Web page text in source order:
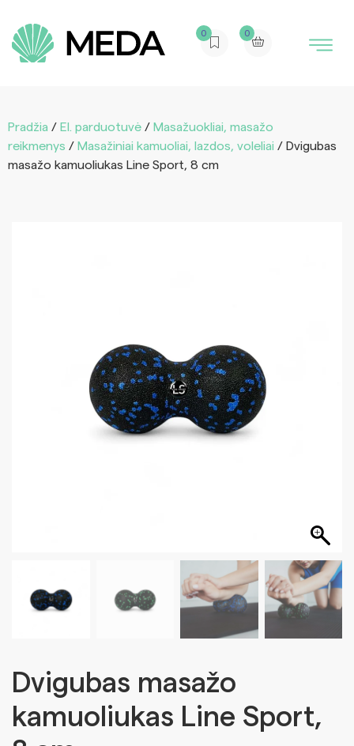
0 0
Pradžia / El. parduotuvė / Masažuokliai, masažo
reikmenys / Masažiniai kamuoliai, lazdos, voleliai / Dvigubas
masažo kamuoliukas Line Sport, 8 cm
Dvigubas masažo
kamuoliukas Line Sport,